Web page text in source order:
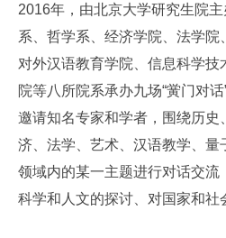
2016年，由北京大学研究生院
系、哲学系、经济学院、法学院
对外汉语教育学院、信息科学技
院等八所院系承办九场“黉门对话
邀请知名专家和学者，围绕历史
济、法学、艺术、汉语教学、量
领域内的某一主题进行对话交流
科学和人文的探讨、对国家和社